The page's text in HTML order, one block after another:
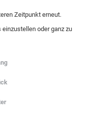
Zeitpunkt erneut.
oder ganz zu